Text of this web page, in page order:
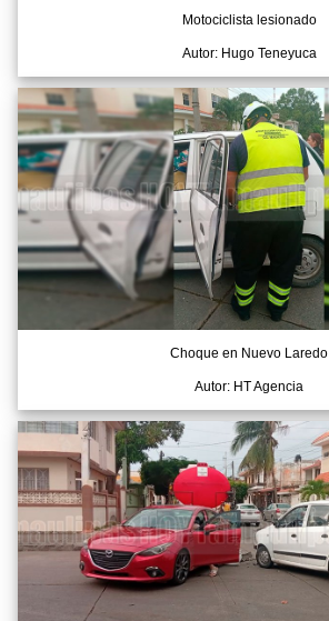
Motociclista lesionado
Autor: Hugo Teneyuca
Choque en Nuevo Laredo
Autor: HT Agencia